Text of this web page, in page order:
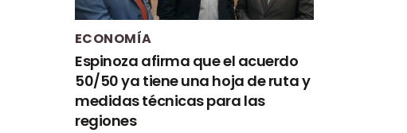
ECONOMÍA
Espinoza afirma que el acuerdo
50/50 ya tiene una hoja de ruta y
medidas técnicas para las
regiones